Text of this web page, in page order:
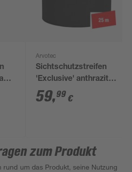
Arvotec
Sichtschutzstreifen
'Exclusive' anthrazit
genarbt 2500 x 19 cm,
für Stabmattenzaun
59,99 €
zum Produkt
rund um das Produkt, seine Nutzung